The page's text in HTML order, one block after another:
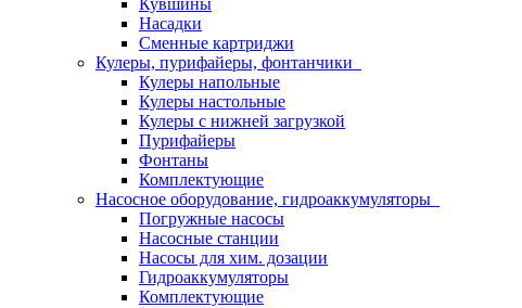
Кувшины
Насадки
Сменные картриджи
Кулеры, пурифайеры, фонтанчики
Кулеры напольные
Кулеры настольные
Кулеры с нижней загрузкой
Пурифайеры
Фонтаны
Комплектующие
Насосное оборудование, гидроаккумуляторы
Погружные насосы
Насосные станции
Насосы для хим. дозации
Гидроаккумуляторы
Комплектующие